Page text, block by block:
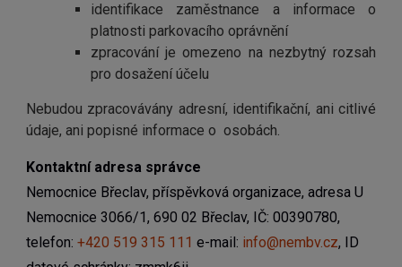
identifikace zaměstnance a informace o
platnosti parkovacího oprávnění
zpracování je omezeno na nezbytný rozsah
pro dosažení účelu
Nebudou zpracovávány adresní, identifikační, ani citlivé
údaje, ani popisné informace o osobách.
Kontaktní adresa správce
Nemocnice Břeclav, příspěvková organizace, adresa U
Nemocnice 3066/1, 690 02 Břeclav, IČ: 00390780,
telefon: +420 519 315 111 e-mail: info@nembv.cz, ID